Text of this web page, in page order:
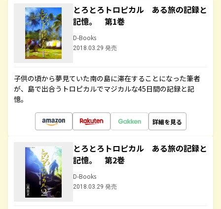
とろとろトロピカル ある旅の記録と
記憶。 第1巻
D-Books
2018.03.29 発売
子供の頃から夢見ていた南の島に滞在することになった筆者
が、島で出合うトロピカルでマジカルな45日間の記録と記
憶。
詳細を見る
とろとろトロピカル ある旅の記録と
記憶。 第2巻
D-Books
2018.03.29 発売